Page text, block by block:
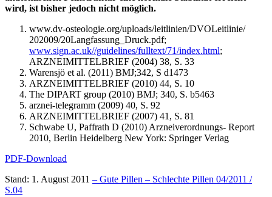
wird, ist bisher jedoch nicht möglich.
www.dv-osteologie.org/uploads/leitlinien/DVOLeitlinie/
202009/20Langfassung_Druck.pdf;
www.sign.ac.uk//guidelines/fulltext/71/index.html;
ARZNEIMITTELBRIEF (2004) 38, S. 33
Warensjö et al. (2011) BMJ;342, S d1473
ARZNEIMITTELBRIEF (2010) 44, S. 10
The DIPART group (2010) BMJ; 340, S. b5463
arznei-telegramm (2009) 40, S. 92
ARZNEIMITTELBRIEF (2007) 41, S. 81
Schwabe U, Paffrath D (2010) Arzneiverordnungs- Report
2010, Berlin Heidelberg New York: Springer Verlag
PDF-Download
Stand: 1. August 2011 – Gute Pillen – Schlechte Pillen 04/2011 /
S.04